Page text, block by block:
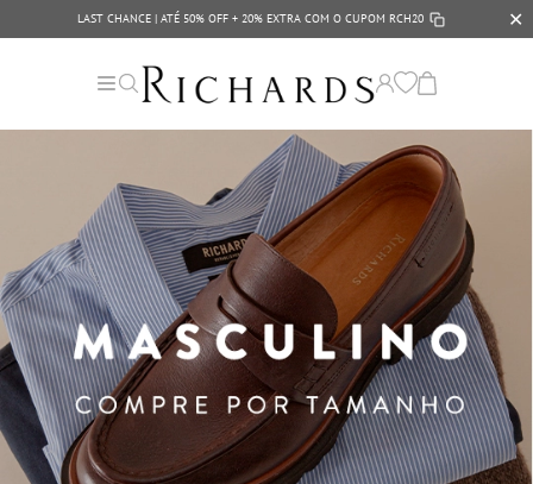
LAST CHANCE | ATÉ 50% OFF + 20% EXTRA COM O CUPOM RCH20 ✕